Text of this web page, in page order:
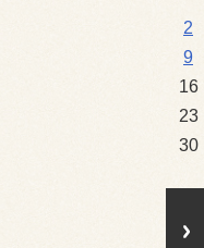
2
9
16
23
30